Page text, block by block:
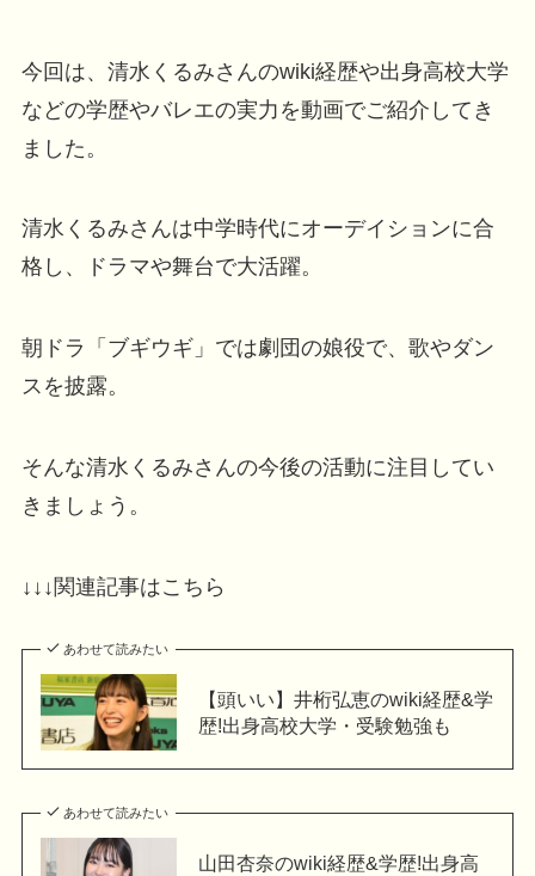
今回は、清水くるみさんのwiki経歴や出身高校大学
などの学歴やバレエの実力を動画でご紹介してき
ました。
清水くるみさんは中学時代にオーデイションに合
格し、ドラマや舞台で大活躍。
朝ドラ「ブギウギ」では劇団の娘役で、歌やダン
スを披露。
そんな清水くるみさんの今後の活動に注目してい
きましょう。
↓↓↓関連記事はこちら
あわせて読みたい
【頭いい】井桁弘恵のwiki経歴&学
歴!出身高校大学・受験勉強も
あわせて読みたい
山田杏奈のwiki経歴&学歴!出身高